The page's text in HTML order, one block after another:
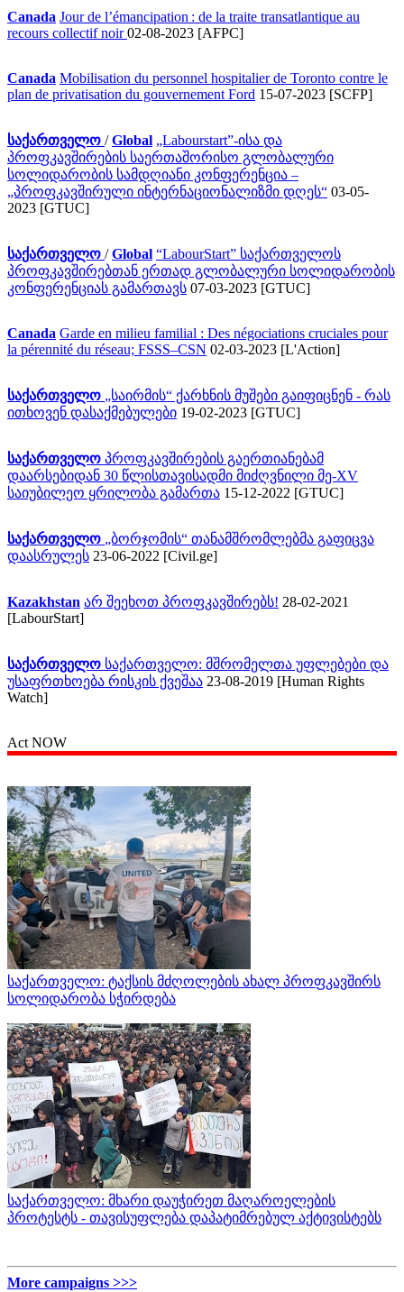
Canada Jour de l’émancipation : de la traite transatlantique au
recours collectif noir02-08-2023 [AFPC]
Canada Mobilisation du personnel hospitalier de Toronto contre le
plan de privatisation du gouvernement Ford 15-07-2023 [SCFP]
საქართველო /Global „Labourstart”-ისა და
პროფკავშირების საერთაშორისო გლობალური
სოლიდარობის სამდღიანი კონფერენცია –
„პროფკავშირული ინტერნაციონალიზმი დღეს“ 03-05-
2023 [GTUC]
საქართველო /Global “LabourStart” საქართველოს
პროფკავშირებთან ერთად გლობალური სოლიდარობის
კონფერენციას გამართავს 07-03-2023 [GTUC]
Canada Garde en milieu familial : Des négociations cruciales pour
la pérennité du réseau; FSSS–CSN 02-03-2023 [L'Action]
საქართველო „საირმის“ ქარხნის მუშები გაიფიცნენ - რას
ითხოვენ დასაქმებულები 19-02-2023 [GTUC]
საქართველო პროფკავშირების გაერთიანებამ
დაარსებიდან 30 წლისთავისადმი მიძღვნილი მე-XV
საიუბილეო ყრილობა გამართა 15-12-2022 [GTUC]
საქართველო „ბორჯომის“ თანამშრომლებმა გაფიცვა
დაასრულეს 23-06-2022 [Civil.ge]
Kazakhstan არ შეეხოთ პროფკავშირებს! 28-02-2021
[LabourStart]
საქართველო საქართველო: მშრომელთა უფლებები და
უსაფრთხოება რისკის ქვეშაა 23-08-2019 [Human Rights
Watch]
Act NOW
საქართველო: ტაქსის მძღოლების ახალ პროფკავშირს
სოლიდარობა სჭირდება
საქართველო: მხარი დაუჭირეთ მაღაროელების
პროტესტს - თავისუფლება დაპატიმრებულ აქტივისტებს
More campaigns >>>